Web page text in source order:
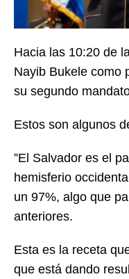
Hacia las 10:20 de
Nayib Bukele como
su segundo
Estos son algunos
”El Salvador es el
hemisferio
un 97%, algo que
anteriores.
Esta es la receta
que está dando